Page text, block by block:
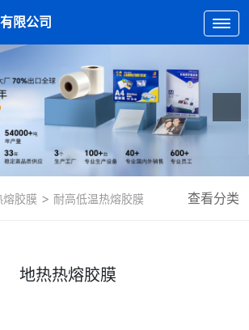
限公司
胶膜 > 耐高低温热熔胶膜 查看分类
地热热熔胶膜